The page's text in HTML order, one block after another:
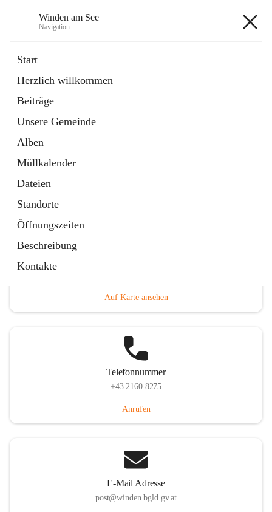
Winden am See
Navigation
Start
Herzlich willkommen
Beiträge
Unsere Gemeinde
Alben
Müllkalender
Dateien
Standorte
Öffnungszeiten
Beschreibung
Kontakte
Externe Webseite
in
Tab
Bebauungsplan
öffnet
in
neuem
Tab
Auf Karte ansehen
Telefonnummer
+43 2160 8275
Anrufen
E-Mail Adresse
post@winden.bgld.gv.at